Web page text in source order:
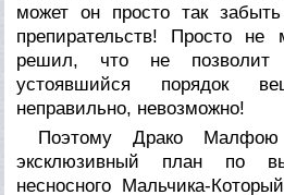
может он просто так
препирательств! Просто не
решил, что не позволит
устоявшийся порядок
неправильно, невозможно!
Поэтому Драко
эксклюзивный план по
несносного Мальчика-